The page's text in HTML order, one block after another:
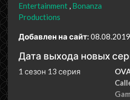
Entertainment Bonanza
Productions
Добавлен на сайт: 08.08.2019
Дата выхода новых
1 сезон 13 серия